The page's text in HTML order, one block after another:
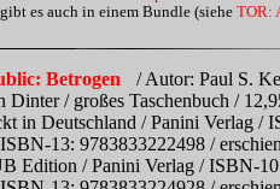
es auch in einem Bundle (sieheTOR:
Betrogen
/ Autor: Paul S.
Dinter / großes Taschenbuch /
in Deutschland / Panini Verlag /
13: 9783833222498 /
Edition / Panini Verlag / ISBN-